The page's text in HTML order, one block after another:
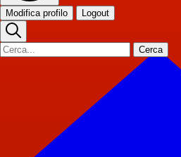
Modifica profilo Logout
Cerca